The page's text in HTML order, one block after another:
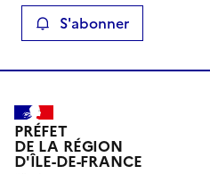
S'abonner
PRÉFET
DE LA RÉGION
D'ÎLE-DE-FRANCE